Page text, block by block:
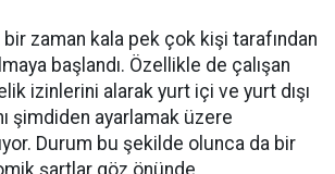
bir zaman kala pek çok kişi tarafından
başlandı. Özellikle de çalışan
izinlerini alarak yurt içi ve yurt dışı
şimdiden ayarlamak üzere
Durum bu şekilde olunca da bir
şartlar göz önünde